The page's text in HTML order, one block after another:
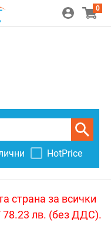
0
HotPrice
страна за всички
78.23 лв. (без ДДС).